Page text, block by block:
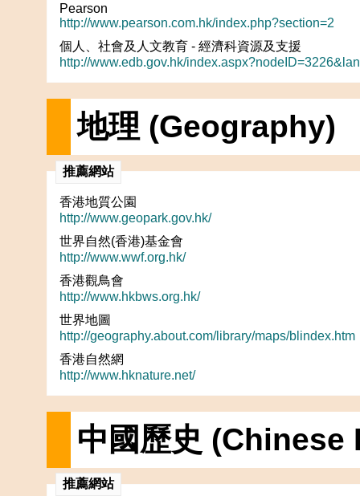
Pearson
http://www.pearson.com.hk/index.php?section=2
個人、社會及人文教育 - 經濟科資源及支援
http://www.edb.gov.hk/
地理 (Geography)
推薦網站
香港地質公園
http://www.geopark.gov.hk/
世界自然(香港)基金會
http://www.wwf.org.hk/
香港觀鳥會
http://www.hkbws.org.hk/
世界地圖
http://geography.about.com/library/maps/blindex.htm
香港自然網
http://www.hknature.net/
中國歷史 (Chinese
推薦網站